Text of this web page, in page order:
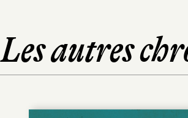
Les autres